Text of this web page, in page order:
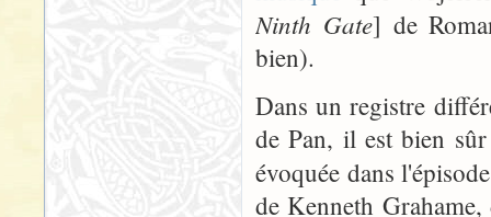
Ninth Gate] de
bien).
Dans un registre
de Pan, il est bien
évoquée dans
de Kenneth